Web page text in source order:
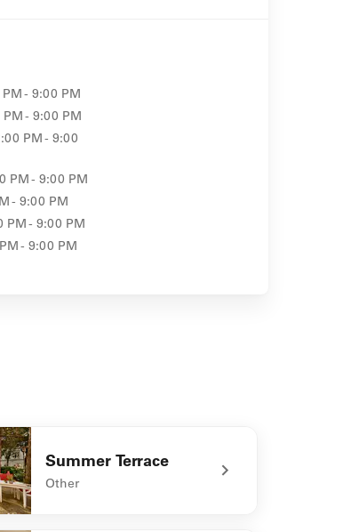
- 9:00 PM
PM - 9:00 PM
PM - 9:00
PM - 9:00 PM
- 9:00 PM
PM - 9:00 PM
- 9:00 PM
Summer Terrace
Other